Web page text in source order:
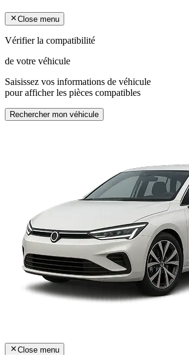
Close menu
Vérifier la compatibilité
de votre véhicule
Saisissez vos informations de véhicule
pour afficher les pièces compatibles
Rechercher mon véhicule
Close menu